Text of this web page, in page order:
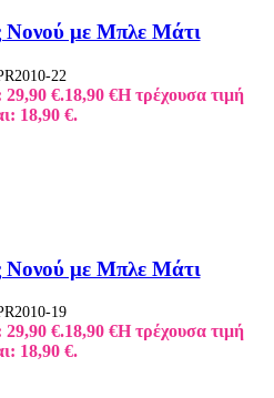
Νονού με Μπλε Μάτι
22
€.18,90 €Η τρέχουσα τιμή
18,90 €.
Νονού με Μπλε Μάτι
19
€.18,90 €Η τρέχουσα τιμή
18,90 €.